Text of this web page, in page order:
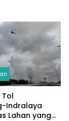
Indralaya
Lahan yang